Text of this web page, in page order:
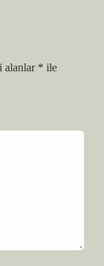
alanlar * ile